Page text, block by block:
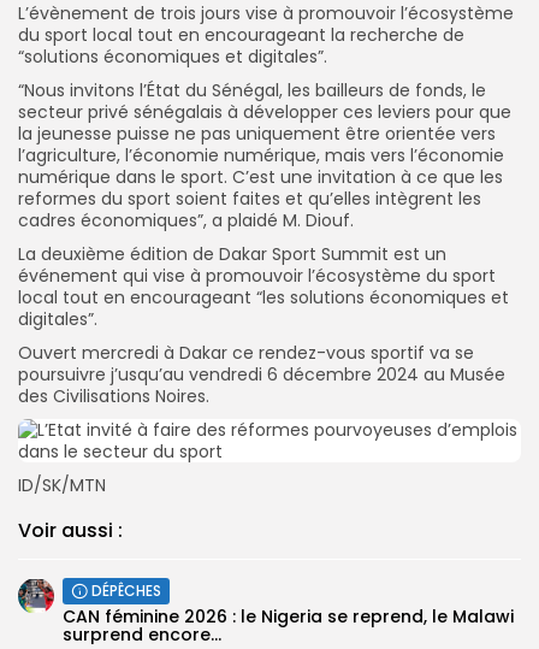
L’évènement de trois jours vise à promouvoir l’écosystème
du sport local tout en encourageant la recherche de
“solutions économiques et digitales”.
“Nous invitons l’État du Sénégal, les bailleurs de fonds, le
secteur privé sénégalais à développer ces leviers pour que
la jeunesse puisse ne pas uniquement être orientée vers
l’agriculture, l’économie numérique, mais vers l’économie
numérique dans le sport. C’est une invitation à ce que les
reformes du sport soient faites et qu’elles intègrent les
cadres économiques”, a plaidé M. Diouf.
La deuxième édition de Dakar Sport Summit est un
événement qui vise à promouvoir l’écosystème du sport
local tout en encourageant “les solutions économiques et
digitales”.
Ouvert mercredi à Dakar ce rendez-vous sportif va se
poursuivre j’usqu’au vendredi 6 décembre 2024 au Musée
des Civilisations Noires.
ID/SK/MTN
Voir aussi :
DÉPÊCHES
‎CAN féminine 2026 : le Nigeria se reprend, le Malawi
surprend encore...